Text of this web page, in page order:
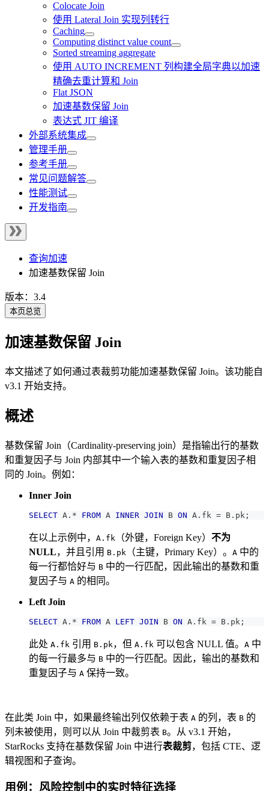
Colocate Join
使用 Lateral Join 实现列转行
Caching
Computing distinct value count
Sorted streaming aggregate
使用 AUTO INCREMENT 列构建全局字典以加速
精确去重计算和 Join
Flat JSON
加速基数保留 Join
表达式 JIT 编译
外部系统集成
管理手册
参考手册
常见问题解答
性能测试
开发指南
查询加速
加速基数保留 Join
版本：3.4
本页总览
加速基数保留 Join
本文描述了如何通过表裁剪功能加速基数保留 Join。该功能自
v3.1 开始支持。
概述
基数保留 Join（Cardinality-preserving join）是指输出行的基数
和重复因子与 Join 内部其中一个输入表的基数和重复因子相
同的 Join。例如：
Inner Join
SELECT A . * FROM A INNER JOIN B ON A . fk = B . pk ;
在以上示例中， A.fk （外键，Foreign Key） 不为
NULL，并且引用 B.pk （主键，Primary Key）。 A 中的
每一行都恰好与 B 中的一行匹配，因此输出的基数和重
复因子与 A 的相同。
Left Join
SELECT A . * FROM A LEFT JOIN B ON A . fk = B . pk ;
此处 A.fk 引用 B.pk ，但 A.fk 可以包含 NULL 值。 A 中
的每一行最多与 B 中的一行匹配。因此，输出的基数和
重复因子与 A 保持一致。
在此类 Join 中，如果最终输出列仅依赖于表 A 的列，表 B 的
列未被使用，则可以从 Join 中裁剪表 B。从 v3.1 开始，
StarRocks 支持在基数保留 Join 中进行表裁剪，包括 CTE、逻
辑视图和子查询。
用例：风险控制中的实时特征选择